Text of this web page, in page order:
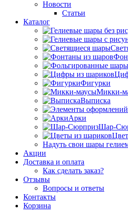
Новости
Статьи
Каталог
Фигурки
Микки-
Выписка
Арки
Шар-
Надуть свои шары
Акции
Доставка и оплата
Как сделать заказ?
Отзывы
Вопросы и ответы
Контакты
Корзина